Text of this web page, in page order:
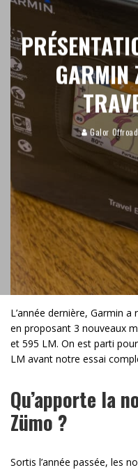
GARMIN
Galor Offroad
L’année dernière, Garmin
en proposant 3 nouveaux
et 595 LM. On est parti
LM avant notre essai
Qu’apporte la
Zümo ?
Sortis l’année passée, les